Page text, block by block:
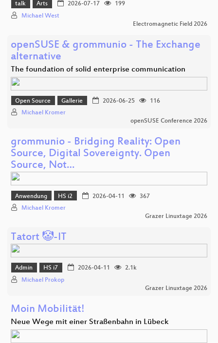
talk Arts 2026-07-17
199
Michael West
Electromagnetic Field 2026
openSUSE & grommunio - The Exchange
alternative
The foundation of solid enterprise communication
Open Source Gallerie 2026-06-25
116
Michael Kromer
openSUSE Conference 2026
grommunio - Bridging Reality: Open
Source, Digital Sovereignty. Open
Source, Not…
Anwendung HS i2 2026-04-11
367
Michael Kromer
Grazer Linuxtage 2026
Tatort 🤡-IT
Admin HS i7 2026-04-11
2.1k
Michael Prokop
Grazer Linuxtage 2026
Moin Mobilität!
Neue Wege mit einer Straßenbahn in Lübeck